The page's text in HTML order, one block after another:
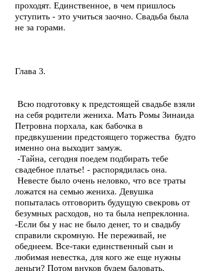
проходят. Единственное, в чем пришлось
уступить - это учиться заочно. Свадьба была
не за горами.
Глава 3.
Всю подготовку к предстоящей свадьбе взяли
на себя родители жениха. Мать Ромы Зинаида
Петровна порхала, как бабочка в
предвкушении предстоящего торжества будто
именно она выходит замуж.
-Тайна, сегодня поедем подбирать тебе
свадебное платье! - распорядилась она.
Невесте было очень неловко, что все траты
ложатся на семью жениха. Девушка
попыталась отговорить будущую свекровь от
безумных расходов, но та была непреклонна.
-Если бы у нас не было денег, то и свадьбу
справили скромную. Не переживай, не
обеднеем. Все-таки единственный сын и
любимая невестка, для кого же еще нужны
деньги? Потом внуков будем баловать.